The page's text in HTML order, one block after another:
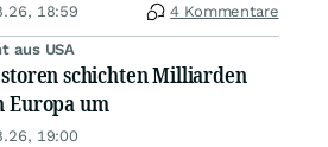
18:59 4 Kommentare
aus USA
schichten Milliarden
Europa um
19:00